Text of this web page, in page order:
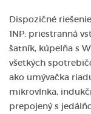
Dispozičné
1NP: priestranná
šatník, kúpelňa s
všetkých
ako umývačka
mikrovlnka,
prepojený s